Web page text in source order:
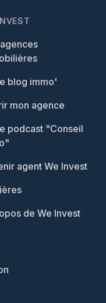
blog immo'
mon agence
podcast "Conseil
agent We Invest
de We Invest